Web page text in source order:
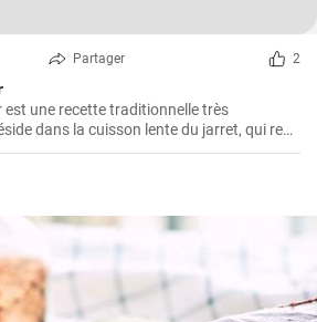
Partager 2
est une recette traditionnelle très
dans la cuisson lente du jarret, qui rend
en bouche. Suivez cette démarche
un plat plein de saveur.